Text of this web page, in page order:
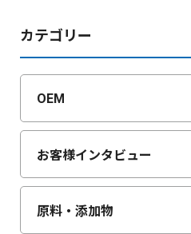
カテゴリー
OEM
お客様インタビュー
原料・添加物